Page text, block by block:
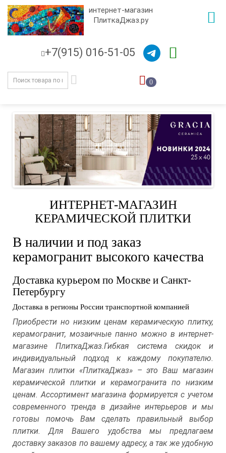
интернет-магазин
ПлиткаДжаз.ру
+7(915) 016-51-05
0
ИНТЕРНЕТ-МАГАЗИН
КЕРАМИЧЕСКОЙ ПЛИТКИ
В наличии и под заказ
керамогранит высокого качества
Доставка курьером по Москве и Санкт-
Петербургу
Доставка в регионы России транспортной компанией
Приобрести но низким ценам керамическую плитку,
керамогранит, мозаичные панно можно в интернет-
магазине ПлиткаДжаз.Гибкая система скидок и
индивидуальный подход к каждому покупателю.
Магазин плитки «ПлиткаДжаз» – это Ваш магазин
керамической плитки и керамогранита по низким
ценам. Ассортимент магазина формируется с учетом
современного тренда в дизайне интерьеров и мы
готовы помочь Вам сделать правильный выбор
плитки. Для Вашего удобства мы предлагаем
доставку заказов по вашему адресу, а так же удобную